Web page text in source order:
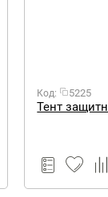
Код: 5225
Тент